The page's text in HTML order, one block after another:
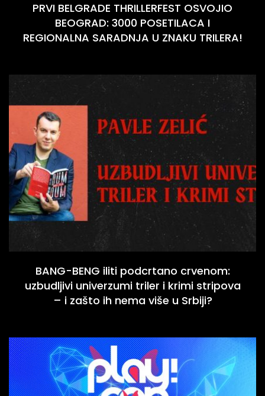
PRVI BELGRADE THRILLERFEST OSVOJIO
BEOGRAD: 3000 POSETILACA I
REGIONALNA SARADNJA U ZNAKU TRILERA!
BANG-BENG iliti podcrtano crvenom:
uzbudljivi univerzumi triler i krimi stripova
– i zašto ih nema više u Srbiji?